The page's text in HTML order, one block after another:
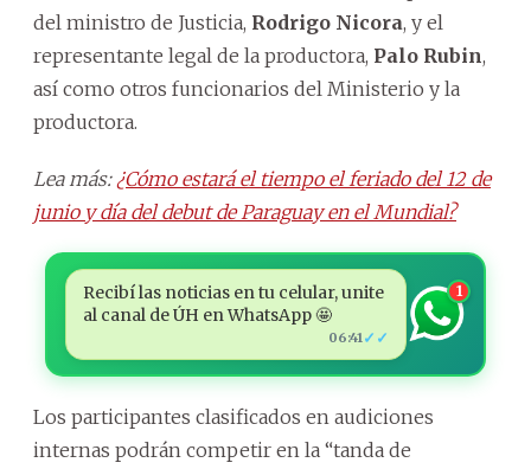
del ministro de Justicia, Rodrigo Nicora, y el
representante legal de la productora, Palo Rubin,
así como otros funcionarios del Ministerio y la
productora.
Lea más: ¿Cómo estará el tiempo el feriado del 12 de
junio y día del debut de Paraguay en el Mundial?
Recibí las noticias en tu celular, unite
al canal de ÚH en WhatsApp 🤩
06:41 ✓✓
1
Los participantes clasificados en audiciones
internas podrán competir en la “tanda de